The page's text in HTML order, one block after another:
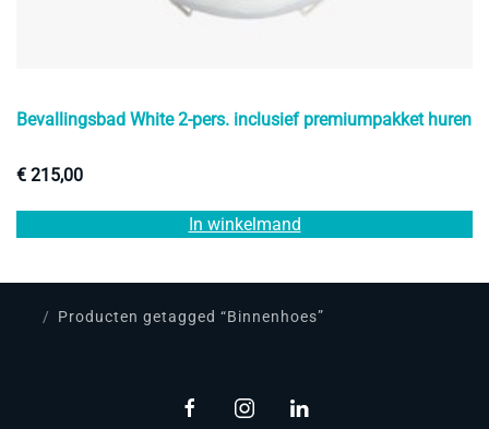
Bevallingsbad White 2-pers. inclusief premiumpakket huren
€ 215,00
In winkelmand
Producten getagged “Binnenhoes”